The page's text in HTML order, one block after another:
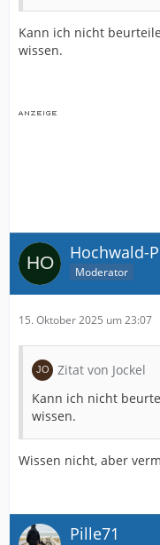
Kann ich nicht
wissen.
Hochwald-
Moderator
15. Oktober 2025 um 23:07
Zitat von Jockel
Kann ich nicht
wissen.
Wissen nicht, aber
Pille71